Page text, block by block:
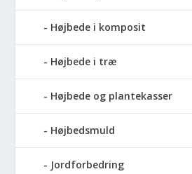
Højbede i komposit
Højbede i træ
Højbede og plantekasser
Højbedsmuld
Jordforbedring